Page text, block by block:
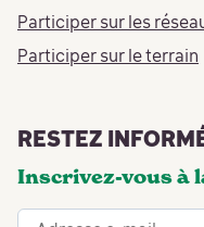
Participer sur les
Participer sur le terrain
RESTEZ
Inscrivez-vous à